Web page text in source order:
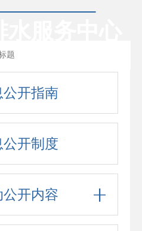
水服务中心
开指南
开制度
开内容